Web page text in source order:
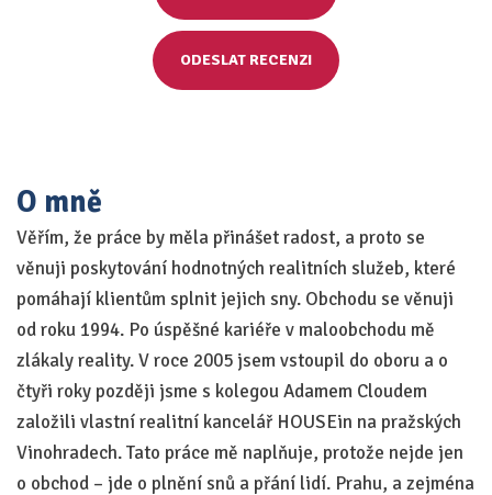
ODESLAT RECENZI
O mně
Věřím, že práce by měla přinášet radost, a proto se
věnuji poskytování hodnotných realitních služeb, které
pomáhají klientům splnit jejich sny. Obchodu se věnuji
od roku 1994. Po úspěšné kariéře v maloobchodu mě
zlákaly reality. V roce 2005 jsem vstoupil do oboru a o
čtyři roky později jsme s kolegou Adamem Cloudem
založili vlastní realitní kancelář HOUSEin na pražských
Vinohradech. Tato práce mě naplňuje, protože nejde jen
o obchod – jde o plnění snů a přání lidí. Prahu, a zejména